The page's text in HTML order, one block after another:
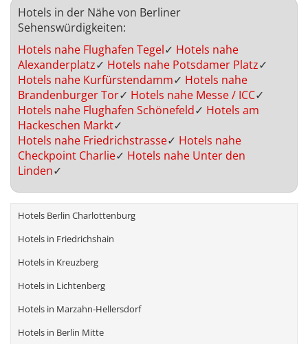
Hotels in der Nähe von Berliner
Sehenswürdigkeiten:
Hotels nahe Flughafen Tegel✓ Hotels nahe
Alexanderplatz✓ Hotels nahe Potsdamer Platz✓
Hotels nahe Kurfürstendamm✓ Hotels nahe
Brandenburger Tor✓ Hotels nahe Messe / ICC✓
Hotels nahe Flughafen Schönefeld✓ Hotels am
Hackeschen Markt✓
Hotels nahe Friedrichstrasse✓ Hotels nahe
Checkpoint Charlie✓ Hotels nahe Unter den
Linden✓
Hotels Berlin Charlottenburg
Hotels in Friedrichshain
Hotels in Kreuzberg
Hotels in Lichtenberg
Hotels in Marzahn-Hellersdorf
Hotels in Berlin Mitte